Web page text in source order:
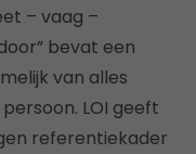
– vaag –
bevat een
van alles
LOI geeft
referentiekader